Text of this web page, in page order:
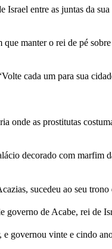
entre as juntas da
manter o rei de pé
cada um para sua
onde as prostitutas
decorado com
sucedeu ao seu
governo de Acabe, rei de
governou vinte e cindo